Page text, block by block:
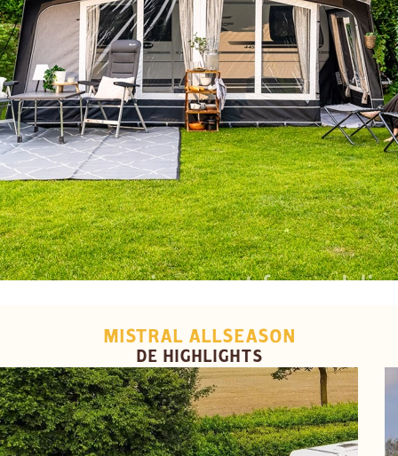
MISTRAL ALLSEASON
DE HIGHLIGHTS